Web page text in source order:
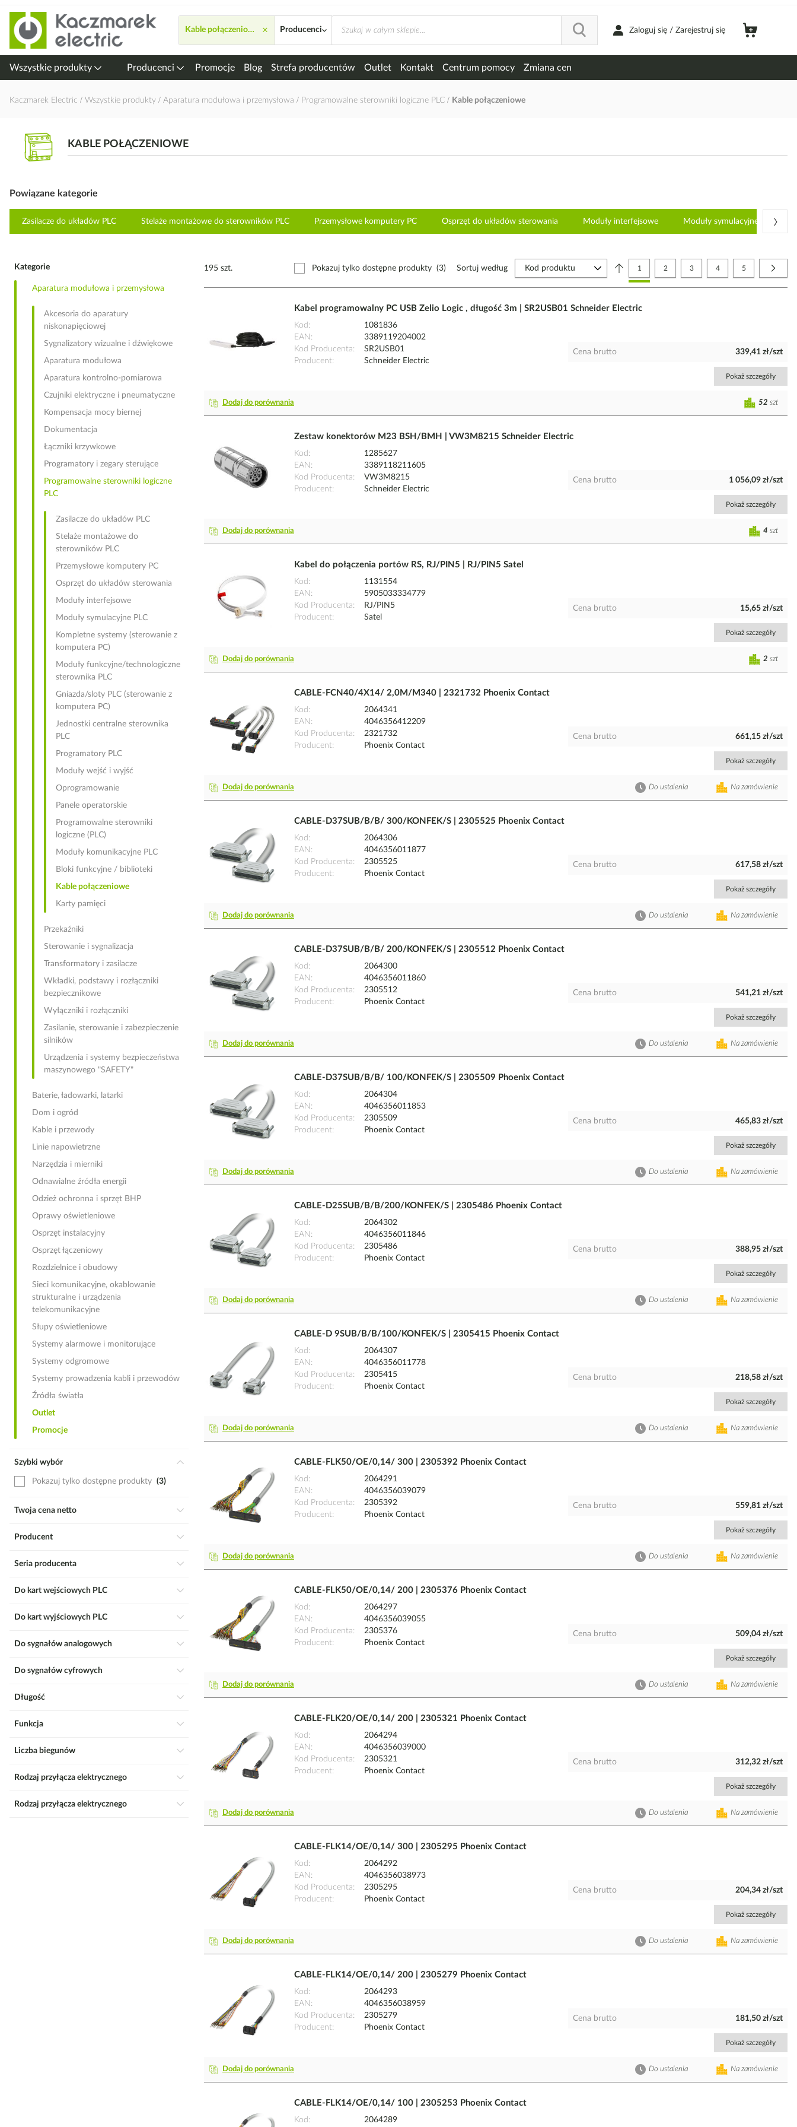
Przejdź
do
treści
Kable połączeniowe × Producenci Zaloguj się / Zarejestruj się
Wszystkie produkty Producenci Promocje Blog Strefa producentów Outlet Kontakt Centrum pomocy Zmiana cen
Kaczmarek Electric Wszystkie produkty Aparatura modułowa i przemysłowa Programowalne sterowniki logiczne PLC Kable połączeniowe
KABLE POŁĄCZENIOWE
Powiązane kategorie
Zasilacze do układów PLC Stelaże montażowe do sterowników PLC Przemysłowe komputery PC Osprzęt do układów sterowania Moduły interfejsowe Moduły symulacyjne PLC›
195 szt. Pokazuj tylko dostępne produkty (3) Strona
Aktualnie czytasz stronę
1 Strona
2 Strona
3 Strona
4 Strona
5
Sortuj według
Kabel programowalny PC USB Zelio Logic , długość 3m | SR2USB01 Schneider Electric
Kod
1081836
EAN
3389119204002
Kod Producenta
SR2USB01
Producent
Schneider Electric
Cena brutto 339,41 zł/szt
Pokaż szczegóły
Dodaj do porównania 52 szt
Zestaw konektorów M23 BSH/BMH | VW3M8215 Schneider Electric
Kod
1285627
EAN
3389118211605
Kod Producenta
VW3M8215
Producent
Schneider Electric
Cena brutto 1 056,09 zł/szt
Pokaż szczegóły
Dodaj do porównania 4 szt
Kabel do połączenia portów RS, RJ/PIN5 | RJ/PIN5 Satel
Kod
1131554
EAN
5905033334779
Kod Producenta
RJ/PIN5
Producent
Satel
Cena brutto 15,65 zł/szt
Pokaż szczegóły
Dodaj do porównania 2 szt
CABLE-FCN40/4X14/ 2,0M/M340 | 2321732 Phoenix Contact
Kod
2064341
EAN
4046356412209
Kod Producenta
2321732
Producent
Phoenix Contact
Cena brutto 661,15 zł/szt
Pokaż szczegóły
Dodaj do porównania Na zamówienie
Do ustalenia
CABLE-D37SUB/B/B/ 300/KONFEK/S | 2305525 Phoenix Contact
Kod
2064306
EAN
4046356011877
Kod Producenta
2305525
Producent
Phoenix Contact
Cena brutto 617,58 zł/szt
Pokaż szczegóły
Dodaj do porównania Na zamówienie
Do ustalenia
CABLE-D37SUB/B/B/ 200/KONFEK/S | 2305512 Phoenix Contact
Kod
2064300
EAN
4046356011860
Kod Producenta
2305512
Producent
Phoenix Contact
Cena brutto 541,21 zł/szt
Pokaż szczegóły
Dodaj do porównania Na zamówienie
Do ustalenia
CABLE-D37SUB/B/B/ 100/KONFEK/S | 2305509 Phoenix Contact
Kod
2064304
EAN
4046356011853
Kod Producenta
2305509
Producent
Phoenix Contact
Cena brutto 465,83 zł/szt
Pokaż szczegóły
Dodaj do porównania Na zamówienie
Do ustalenia
CABLE-D25SUB/B/B/200/KONFEK/S | 2305486 Phoenix Contact
Kod
2064302
EAN
4046356011846
Kod Producenta
2305486
Producent
Phoenix Contact
Cena brutto 388,95 zł/szt
Pokaż szczegóły
Dodaj do porównania Na zamówienie
Do ustalenia
CABLE-D 9SUB/B/B/100/KONFEK/S | 2305415 Phoenix Contact
Kod
2064307
EAN
4046356011778
Kod Producenta
2305415
Producent
Phoenix Contact
Cena brutto 218,58 zł/szt
Pokaż szczegóły
Dodaj do porównania Na zamówienie
Do ustalenia
CABLE-FLK50/OE/0,14/ 300 | 2305392 Phoenix Contact
Kod
2064291
EAN
4046356039079
Kod Producenta
2305392
Producent
Phoenix Contact
Cena brutto 559,81 zł/szt
Pokaż szczegóły
Dodaj do porównania Na zamówienie
Do ustalenia
CABLE-FLK50/OE/0,14/ 200 | 2305376 Phoenix Contact
Kod
2064297
EAN
4046356039055
Kod Producenta
2305376
Producent
Phoenix Contact
Cena brutto 509,04 zł/szt
Pokaż szczegóły
Dodaj do porównania Na zamówienie
Do ustalenia
CABLE-FLK20/OE/0,14/ 200 | 2305321 Phoenix Contact
Kod
2064294
EAN
4046356039000
Kod Producenta
2305321
Producent
Phoenix Contact
Cena brutto 312,32 zł/szt
Pokaż szczegóły
Dodaj do porównania Na zamówienie
Do ustalenia
CABLE-FLK14/OE/0,14/ 300 | 2305295 Phoenix Contact
Kod
2064292
EAN
4046356038973
Kod Producenta
2305295
Producent
Phoenix Contact
Cena brutto 204,34 zł/szt
Pokaż szczegóły
Dodaj do porównania Na zamówienie
Do ustalenia
CABLE-FLK14/OE/0,14/ 200 | 2305279 Phoenix Contact
Kod
2064293
EAN
4046356038959
Kod Producenta
2305279
Producent
Phoenix Contact
Cena brutto 181,50 zł/szt
Pokaż szczegóły
Dodaj do porównania Na zamówienie
Do ustalenia
CABLE-FLK14/OE/0,14/ 100 | 2305253 Phoenix Contact
Kod 2064289
Kategorie
Aparatura modułowa i przemysłowa
Akcesoria do aparatury
niskonapięciowej
Sygnalizatory wizualne i dźwiękowe
Aparatura modułowa
Aparatura kontrolno-pomiarowa
Czujniki elektryczne i pneumatyczne
Kompensacja mocy biernej
Dokumentacja
Łączniki krzywkowe
Programatory i zegary sterujące
Programowalne sterowniki logiczne
PLC
Zasilacze do układów PLC
Stelaże montażowe do
sterowników PLC
Przemysłowe komputery PC
Osprzęt do układów sterowania
Moduły interfejsowe
Moduły symulacyjne PLC
Kompletne systemy (sterowanie z
komputera PC)
Moduły funkcyjne/technologiczne
sterownika PLC
Gniazda/sloty PLC (sterowanie z
komputera PC)
Jednostki centralne sterownika
PLC
Programatory PLC
Moduły wejść i wyjść
Oprogramowanie
Panele operatorskie
Programowalne sterowniki
logiczne (PLC)
Moduły komunikacyjne PLC
Bloki funkcyjne / biblioteki
Kable połączeniowe
Karty pamięci
Przekaźniki
Sterowanie i sygnalizacja
Transformatory i zasilacze
Wkładki, podstawy i rozłączniki
bezpiecznikowe
Wyłączniki i rozłączniki
Zasilanie, sterowanie i zabezpieczenie
silników
Urządzenia i systemy bezpieczeństwa
maszynowego "SAFETY"
Baterie, ładowarki, latarki
Dom i ogród
Kable i przewody
Linie napowietrzne
Narzędzia i mierniki
Odnawialne źródła energii
Odzież ochronna i sprzęt BHP
Oprawy oświetleniowe
Osprzęt instalacyjny
Osprzęt łączeniowy
Rozdzielnice i obudowy
Sieci komunikacyjne, okablowanie
strukturalne i urządzenia
telekomunikacyjne
Słupy oświetleniowe
Systemy alarmowe i monitorujące
Systemy odgromowe
Systemy prowadzenia kabli i przewodów
Źródła światła
Outlet
Promocje
Szybki wybór
Pokazuj tylko dostępne produkty 3
Twoja cena netto
Producent
Seria producenta
Do kart wejściowych PLC
Do kart wyjściowych PLC
Do sygnałów analogowych
Do sygnałów cyfrowych
Długość
Funkcja
Liczba biegunów
Rodzaj przyłącza elektrycznego
Rodzaj przyłącza elektrycznego